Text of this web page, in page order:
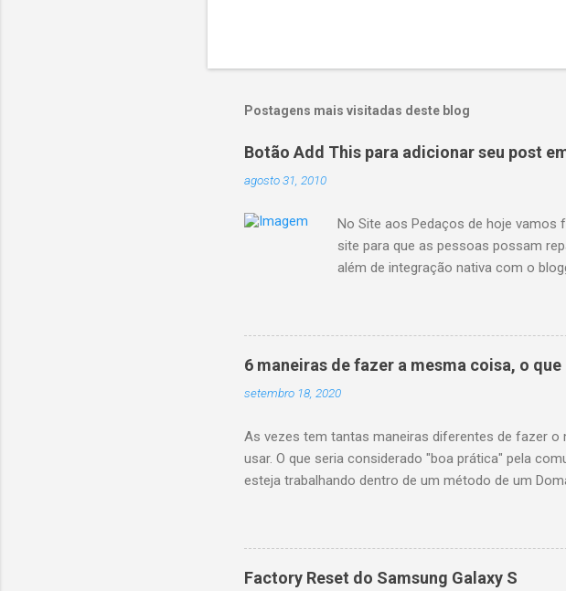
Postagens mais visitadas deste blog
Botão Add This para adicionar seu post
agosto 31, 2010
No Site aos Pedaços de hoje vamos
site para que as pessoas possam
além de integração nativa com o
acesse o site http://
e integre com uma conta do google
nesse post, talvez futuramente. O
6 maneiras de fazer a mesma coisa, o
setembro 18, 2020
As vezes tem tantas maneiras diferentes de fazer
usar. O que seria considerado "boa prática" pela
esteja trabalhando dentro de um método de um
VerificaMinhaRegraChiqueComplexa() retorne true
e a api retornar Ok 200, caso contrário você quer
Factory Reset do Samsung Galaxy S